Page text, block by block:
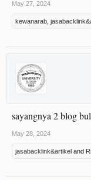
May 27, 2024
kewanarab
sayangnya 2 blog
May 28, 2024
jasabacklink&artikel and